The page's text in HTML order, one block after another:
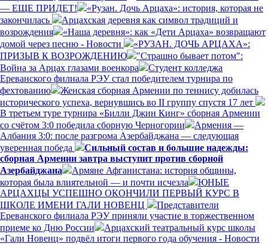
— ЕЩЕ ПРИДЕТ!
«Рузан. Дочь Арцаха»: история, которая не
закончилась
Арцахская деревня как символ традиций и
возрождения
«Наша деревня»: как «Дети Арцаха» возвращают
домой через песню - Новости
«РУЗАН. ДОЧЬ АРЦАХА»:
ПРИЗЫВ К ВОЗРОЖДЕНИЮ
"Страшно бывает потом":
Война за Арцах глазами военкора
Студент колледжа
Ереванского филиала РЭУ стал победителем турнира по
фехтованию
Женская сборная Армении по теннису добилась
исторического успеха, вернувшись во II группу спустя 17 лет
В третьем туре турнира «Билли Джин Кинг» сборная Армении
со счётом 3:0 победила сборную Черногории
Армения —
Албания 3:0: после разгрома Азербайджана — следующая
уверенная победа
Сильный состав и большие надежды:
сборная Армении завтра выступит против сборной
Азербайджана
Армяне Афганистана: история общины,
которая была влиятельной — и почти исчезла
ЮНЫЕ
АРЦАХЦЫ УСПЕШНО ОКОНЧИЛИ ПЕРВЫЙ КУРС В
ШКОЛЕ ИМЕНИ ГАЛИ НОВЕНЦ
Представители
Ереванского филиала РЭУ приняли участие в торжественном
приеме ко Дню России
Арцахский театральный курс школы
«Гали Новенц» подвёл итоги первого года обучения - Новости